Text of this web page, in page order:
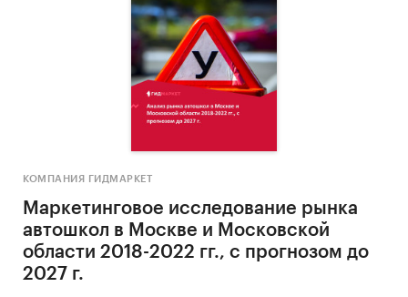
КОМПАНИЯ ГИДМАРКЕТ
Маркетинговое исследование рынка
автошкол в Москве и Московской
области 2018-2022 гг., с прогнозом до
2027 г.